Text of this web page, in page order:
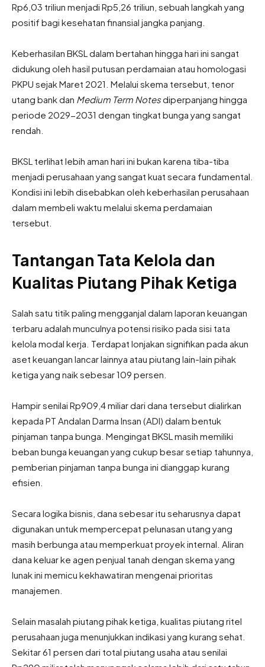
Rp6,03 triliun menjadi Rp5,26 triliun, sebuah langkah yang
positif bagi kesehatan finansial jangka panjang.
Keberhasilan BKSL dalam bertahan hingga hari ini sangat
didukung oleh hasil putusan perdamaian atau homologasi
PKPU sejak Maret 2021. Melalui skema tersebut, tenor
utang bank dan Medium Term Notesdiperpanjang hingga
periode 2029-2031 dengan tingkat bunga yang sangat
rendah.
BKSL terlihat lebih aman hari ini bukan karena tiba-tiba
menjadi perusahaan yang sangat kuat secara fundamental.
Kondisi ini lebih disebabkan oleh keberhasilan perusahaan
dalam membeli waktu melalui skema perdamaian
tersebut.
Tantangan Tata Kelola dan
Kualitas Piutang Pihak Ketiga
Salah satu titik paling mengganjal dalam laporan keuangan
terbaru adalah munculnya potensi risiko pada sisi tata
kelola modal kerja. Terdapat lonjakan signifikan pada akun
aset keuangan lancar lainnya atau piutang lain-lain pihak
ketiga yang naik sebesar 109 persen.
Hampir senilai Rp909,4 miliar dari dana tersebut dialirkan
kepada PT Andalan Darma Insan (ADI) dalam bentuk
pinjaman tanpa bunga. Mengingat BKSL masih memiliki
beban bunga keuangan yang cukup besar setiap tahunnya,
pemberian pinjaman tanpa bunga ini dianggap kurang
efisien.
Secara logika bisnis, dana sebesar itu seharusnya dapat
digunakan untuk mempercepat pelunasan utang yang
masih berbunga atau memperkuat proyek internal. Aliran
dana keluar ke agen penjual tanah dengan skema yang
lunak ini memicu kekhawatiran mengenai prioritas
manajemen.
Selain masalah piutang pihak ketiga, kualitas piutang ritel
perusahaan juga menunjukkan indikasi yang kurang sehat.
Sekitar 61 persen dari total piutang usaha atau senilai